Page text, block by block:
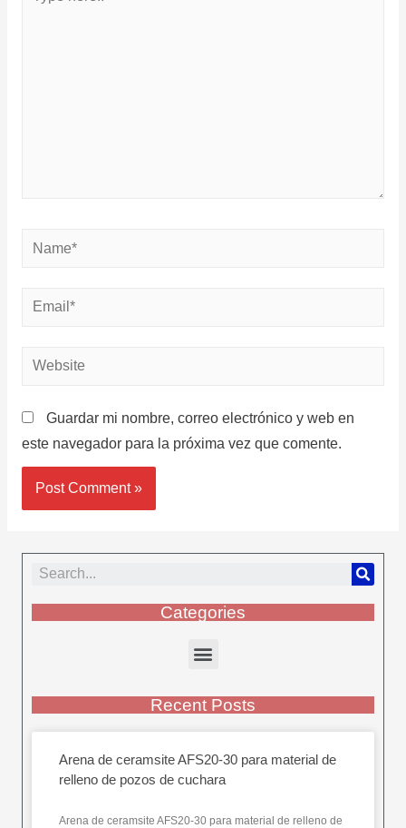
Guardar mi nombre, correo electrónico y web en
este navegador para la próxima vez que comente.
Categories
Recent Posts
Arena de ceramsite AFS20-30 para material de
relleno de pozos de cuchara
Arena de ceramsite AFS20-30 para material de relleno de